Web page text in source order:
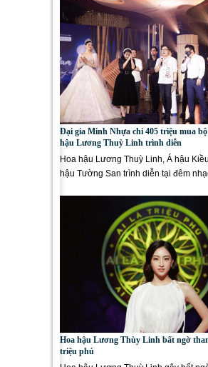
Đại gia Minh Nhựa chi 405 triệu mua
hậu Lương Thuỳ Linh trình diễn
Hoa hậu Lương Thuỳ Linh, Á hậu
hậu Tường San trình diễn tại đêm
Hoa hậu Lương Thùy Linh bất ngờ
triệu phú